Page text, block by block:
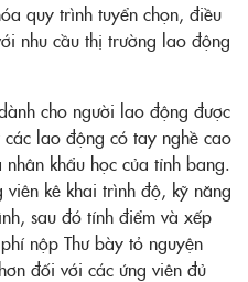
quy trình tuyển chọn, điều
nhu cầu thị trường lao động
cho người lao động được
lao động có tay nghề cao
khẩu học của tỉnh bang.
viên kê khai trình độ, kỹ năng
sau đó tính điểm và xếp
nộp Thư bày tỏ nguyện
đối với các ứng viên đủ